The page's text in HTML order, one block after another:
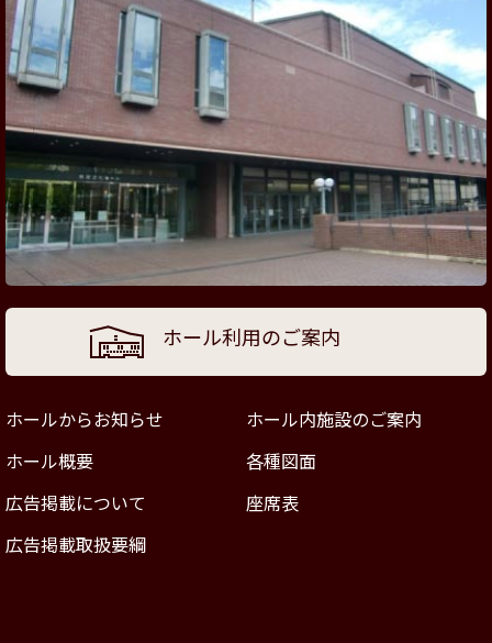
ホール利用のご案内
ホールからお知らせ
ホール内施設のご案内
ホール概要
各種図面
広告掲載について
座席表
広告掲載取扱要綱